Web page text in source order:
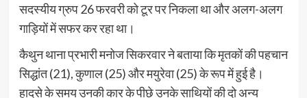
सदस्यीय ग्रुप 26 फरवरी को टूर पर निकला था और अलग-अलग
गाड़ियों में सफर कर रहा था।
कैथुन थाना प्रभारी मनोज सिकरवार ने बताया कि मृतकों की पहचान
सिद्धांत (21), कुणाल (25) और मयुरेवा (25) के रूप में हुई है।
हादसे के समय उनकी कार के पीछे उनके साथियों की दो अन्य